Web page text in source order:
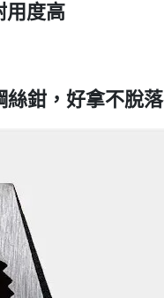
用度高
絲鉗，好拿不脫落